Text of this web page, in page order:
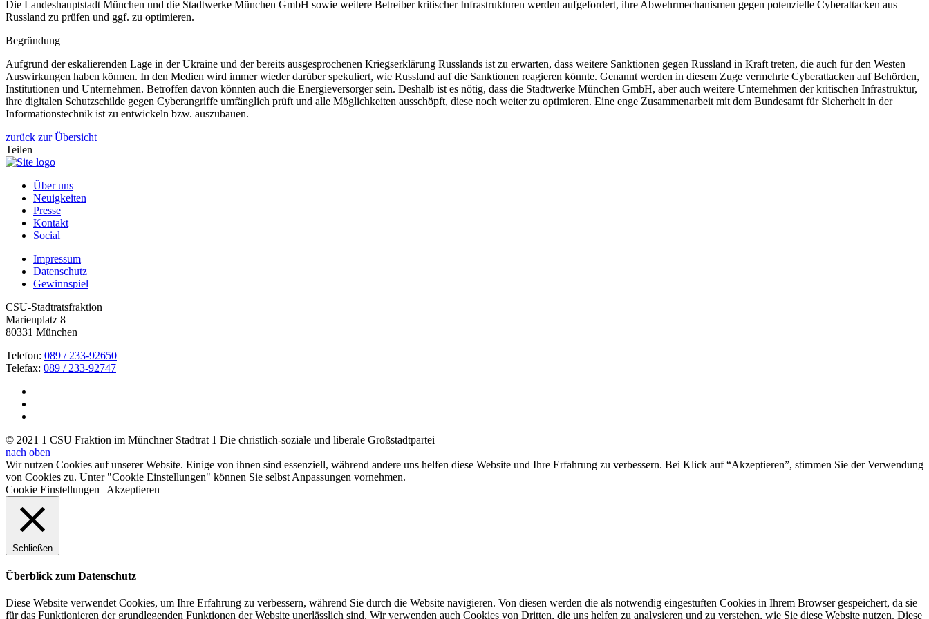
Die Landeshauptstadt München und die Stadtwerke München GmbH sowie weitere Betreiber kritischer Infrastrukturen werden aufgefordert, ihre Abwehrmechanismen gegen potenzielle Cyberattacken aus
Russland zu prüfen und ggf. zu optimieren.
Begründung
Aufgrund der eskalierenden Lage in der Ukraine und der bereits ausgesprochenen Kriegserklärung Russlands ist zu erwarten, dass weitere Sanktionen gegen Russland in Kraft treten, die auch für den Westen
Auswirkungen haben können. In den Medien wird immer wieder darüber spekuliert, wie Russland auf die Sanktionen reagieren könnte. Genannt werden in diesem Zuge vermehrte Cyberattacken auf Behörden,
Institutionen und Unternehmen. Betroffen davon könnten auch die Energieversorger sein. Deshalb ist es nötig, dass die Stadtwerke München GmbH, aber auch weitere Unternehmen der kritischen Infrastruktur,
ihre digitalen Schutzschilde gegen Cyberangriffe umfänglich prüft und alle Möglichkeiten ausschöpft, diese noch weiter zu optimieren. Eine enge Zusammenarbeit mit dem Bundesamt für Sicherheit in der
Informationstechnik ist zu entwickeln bzw. auszubauen.
zurück zur Übersicht
Teilen
Über uns
Neuigkeiten
Presse
Kontakt
Social
Impressum
Datenschutz
Gewinnspiel
CSU-Stadtratsfraktion
Marienplatz 8
80331 München
Telefon: 089 / 233-92650
Telefax: 089 / 233-92747
© 2021 1 CSU Fraktion im Münchner Stadtrat 1 Die christlich-soziale und liberale Großstadtpartei
nach oben
Wir nutzen Cookies auf unserer Website. Einige von ihnen sind essenziell, während andere uns helfen diese Website und Ihre Erfahrung zu verbessern. Bei Klick auf “Akzeptieren”, stimmen Sie der Verwendung
von Cookies zu. Unter "Cookie Einstellungen" können Sie selbst Anpassungen vornehmen.
Cookie Einstellungen
Akzeptieren
Schließen
Überblick zum Datenschutz
Diese Website verwendet Cookies, um Ihre Erfahrung zu verbessern, während Sie durch die Website navigieren. Von diesen werden die als notwendig eingestuften Cookies in Ihrem Browser gespeichert, da sie
für das Funktionieren der grundlegenden Funktionen der Website unerlässlich sind. Wir verwenden auch Cookies von Dritten, die uns helfen zu analysieren und zu verstehen, wie Sie diese Website nutzen. Diese